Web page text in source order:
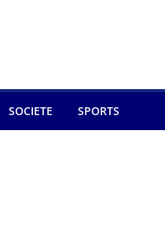
SOCIETE SPORTS